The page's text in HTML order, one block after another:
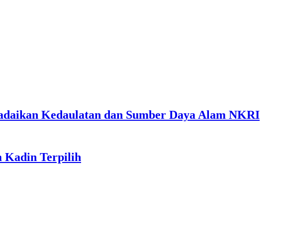
Kedaulatan dan Sumber Daya Alam NKRI
Kadin Terpilih